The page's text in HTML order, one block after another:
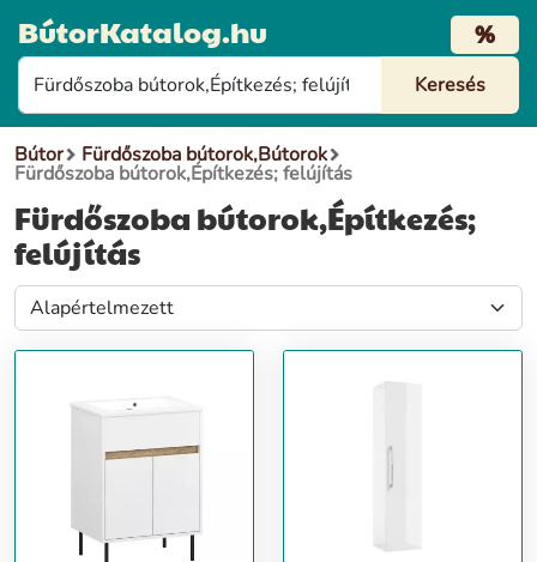
BútorKatalog.hu %
Bútor Fürdőszoba bútorok,Bútorok
Fürdőszoba bútorok,Építkezés; felújítás
Fürdőszoba bútorok,Építkezés;
felújítás